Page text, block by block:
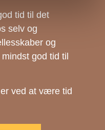
tid til det
selv og
og
god tid til
ved at være tid